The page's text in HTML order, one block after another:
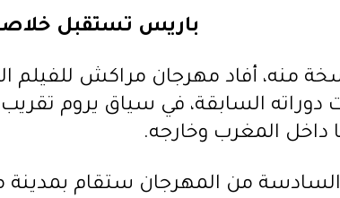
باريس تستقبل
دوراته السابقة، في سياق يروم
داخل المغرب وخارجه.
السادسة من المهرجان ستقام